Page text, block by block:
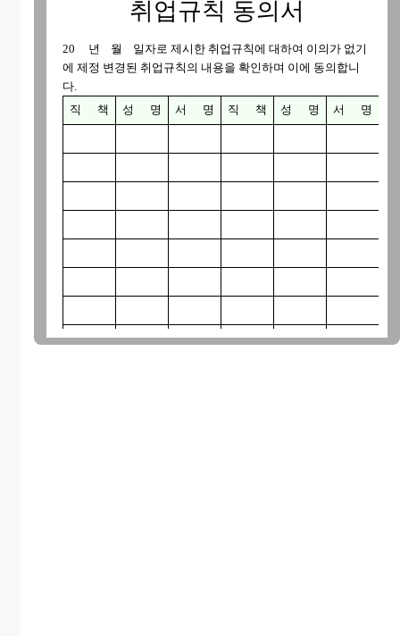
취업규칙 동의서
20 년 월 일자로 제시한 취업규칙에 대하여 이의가 없기
에 제정 변경된 취업규칙의 내용을 확인하며 이에 동의합니
다.
직
책 성 명 서 명 직 책 성 명 서 명